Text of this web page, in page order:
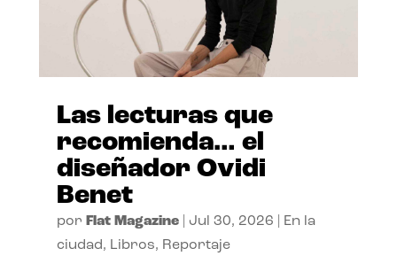
Las lecturas que
recomienda… el
diseñador Ovidi
Benet
por Flat Magazine| Jul 30, 2026
En la
ciudad, Libros, Reportaje